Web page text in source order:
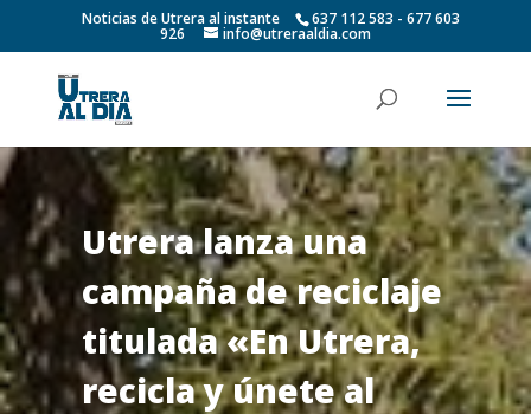
Noticias de Utrera al instante 637 112 583 - 677 603
926 info@utreraaldia.com
Utrera lanza una
campaña de reciclaje
titulada «En Utrera,
recicla y únete al